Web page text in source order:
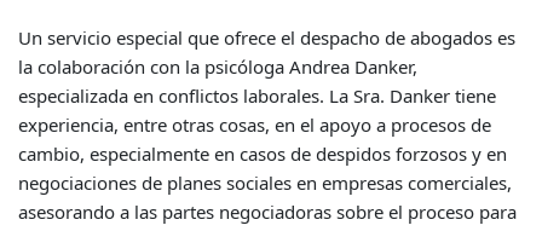
Un servicio especial que ofrece el despacho de abogados es
la colaboración con la psicóloga Andrea Danker,
especializada en conflictos laborales. La Sra. Danker tiene
experiencia, entre otras cosas, en el apoyo a procesos de
cambio, especialmente en casos de despidos forzosos y en
negociaciones de planes sociales en empresas comerciales,
asesorando a las partes negociadoras sobre el proceso para